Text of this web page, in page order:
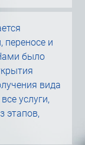
и
было
вида
услуги,
этапов,